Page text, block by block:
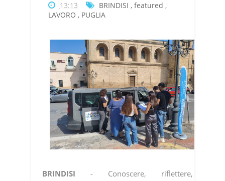
13:13 BRINDISI , featured ,
LAVORO , PUGLIA
BRINDISI - Conoscere, riflettere,